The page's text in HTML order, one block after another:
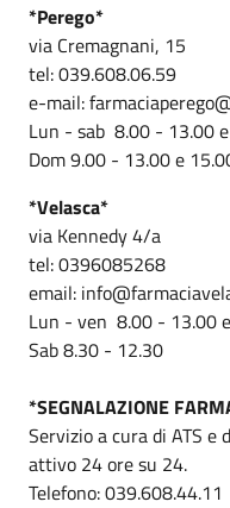
*Perego*
via Cremagnani, 15
tel: 039.608.06.59
e-mail:
Lun - sab 8.00 - 13.00
Dom 9.00 - 13.00 e
*Velasca*
via Kennedy 4/a
tel: 0396085268
email:
Lun - ven 8.00 - 13.00
Sab 8.30 - 12.30
*SEGNALAZIONE
Servizio a cura di ATS e
attivo 24 ore su 24.
Telefono: 039.608.44.11